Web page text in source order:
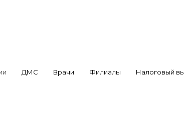
ДМС Врачи Филиалы Налоговый